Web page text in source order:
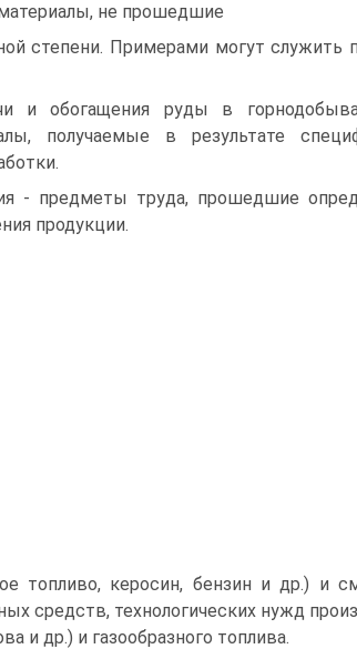
не прошедшие
степени. Примерами могут служить
и обогащения руды в
получаемые в результате
- предметы труда, прошедшие
продукции.
топливо, керосин, бензин и др.) и
средств, технологических нужд
и др.) и газообразного топлива.